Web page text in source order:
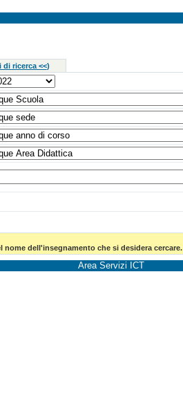
ricerca <<)
nome dell'insegnamento che si desidera cercare.
Area Servizi ICT